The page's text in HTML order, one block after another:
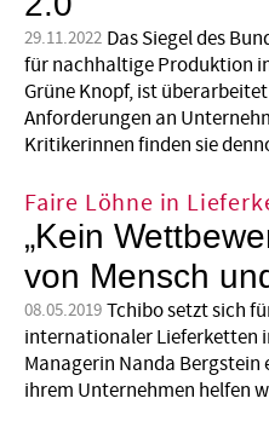
29.11.2022 Das Siegel des
für nachhaltige Produktion
Grüne Knopf, ist
Anforderungen an
Kritikerinnen finden sie
Faire Löhne in
„Kein
von Mensch
08.05.2019 Tchibo setzt sich
internationaler Lieferketten
Managerin Nanda Bergstein
ihrem Unternehmen helfen